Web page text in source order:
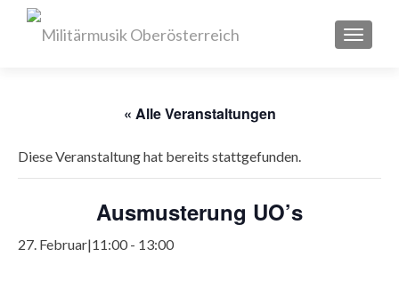
« Alle Veranstaltungen
Diese Veranstaltung hat bereits stattgefunden.
Ausmusterung UO’s
27. Februar|11:00 - 13:00